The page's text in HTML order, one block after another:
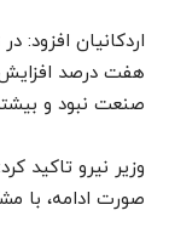
اردکانیان
هفت درصد
صنعت نبود و
وزیر نیرو تاکید
صورت ادامه، با